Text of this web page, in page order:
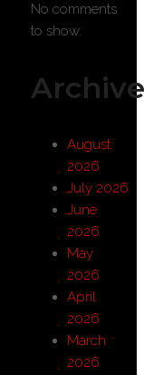
No comments
to show.
August
2026
July 2026
June
2026
May
2026
April
2026
March
2026